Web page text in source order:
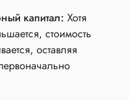
капитал: Хотя
стоимость
оставляя